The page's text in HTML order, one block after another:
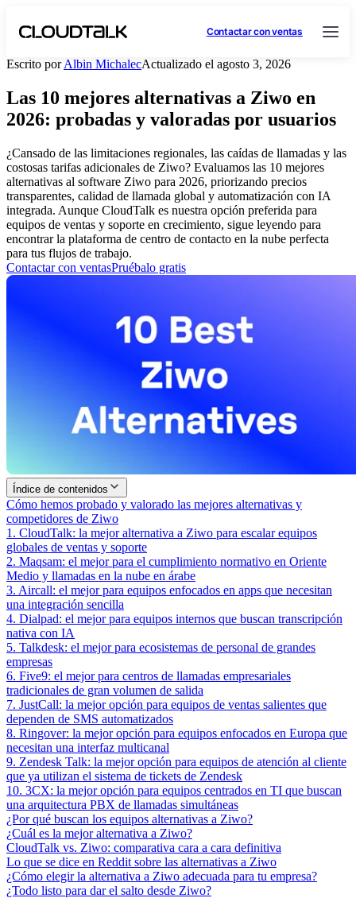
Contactar con ventas
Escrito porAlbin MichalecActualizado el agosto 3, 2026
Las 10 mejores alternativas a Ziwo en
2026: probadas y valoradas por usuarios
¿Cansado de las limitaciones regionales, las caídas de llamadas y las
costosas tarifas adicionales de Ziwo? Evaluamos las 10 mejores
alternativas al software Ziwo para 2026, priorizando precios
transparentes, calidad de llamada global y automatización con IA
integrada. Aunque CloudTalk es nuestra opción preferida para
equipos de ventas y soporte en crecimiento, sigue leyendo para
encontrar la plataforma de centro de contacto en la nube perfecta
para tus flujos de trabajo.
Contactar con ventasPruébalo gratis
Índice de contenidos
Cómo hemos probado y valorado las mejores alternativas y
competidores de Ziwo
1. CloudTalk: la mejor alternativa a Ziwo para escalar equipos
globales de ventas y soporte
2. Maqsam: el mejor para el cumplimiento normativo en Oriente
Medio y llamadas en la nube en árabe
3. Aircall: el mejor para equipos enfocados en apps que necesitan
una integración sencilla
4. Dialpad: el mejor para equipos internos que buscan transcripción
nativa con IA
5. Talkdesk: el mejor para ecosistemas de personal de grandes
empresas
6. Five9: el mejor para centros de llamadas empresariales
tradicionales de gran volumen de salida
7. JustCall: la mejor opción para equipos de ventas salientes que
dependen de SMS automatizados
8. Ringover: la mejor opción para equipos enfocados en Europa que
necesitan una interfaz multicanal
9. Zendesk Talk: la mejor opción para equipos de atención al cliente
que ya utilizan el sistema de tickets de Zendesk
10. 3CX: la mejor opción para equipos centrados en TI que buscan
una arquitectura PBX de llamadas simultáneas
¿Por qué buscan los equipos alternativas a Ziwo?
¿Cuál es la mejor alternativa a Ziwo?
CloudTalk vs. Ziwo: comparativa cara a cara definitiva
Lo que se dice en Reddit sobre las alternativas a Ziwo
¿Cómo elegir la alternativa a Ziwo adecuada para tu empresa?
¿Todo listo para dar el salto desde Ziwo?